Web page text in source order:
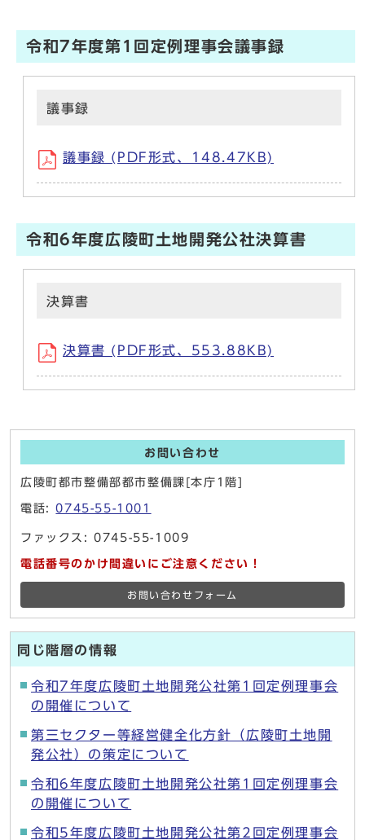
令和7年度第1回定例理事会議事録
議事録
議事録 (PDF形式、148.47KB)
令和6年度広陵町土地開発公社決算書
決算書
決算書 (PDF形式、553.88KB)
お問い合わせ
広陵町都市整備部都市整備課[本庁1階]
電話:0745-55-1001
ファックス: 0745-55-1009
電話番号のかけ間違いにご注意ください！
お問い合わせフォーム
同じ階層の情報
令和7年度広陵町土地開発公社第1回定例理事会
の開催について
第三セクター等経営健全化方針（広陵町土地開
発公社）の策定について
令和6年度広陵町土地開発公社第1回定例理事会
の開催について
令和5年度広陵町土地開発公社第2回定例理事会